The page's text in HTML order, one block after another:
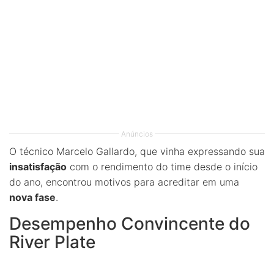
Anúncios
O técnico Marcelo Gallardo, que vinha expressando sua
insatisfação com o rendimento do time desde o início
do ano, encontrou motivos para acreditar em uma
nova fase.
Desempenho Convincente do
River Plate